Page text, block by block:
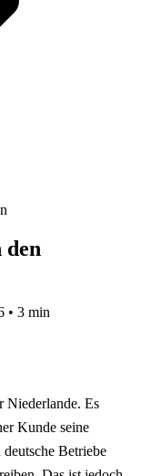
den
• 3 min
Niederlande. Es
Kunde seine
Betriebe